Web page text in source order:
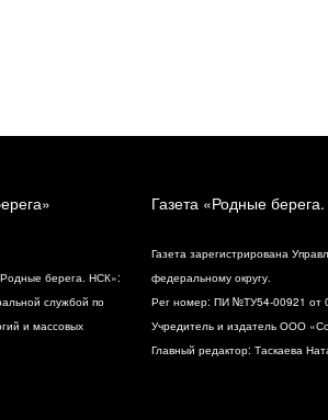
берега. НСК»:
службой по
и массовых
Газета «Родные
Газета зарегистрирована
федеральному округу.
Рег номер: ПИ №ТУ54-00921 от
Учредитель и издатель ООО
Главный редактор: Таскаева